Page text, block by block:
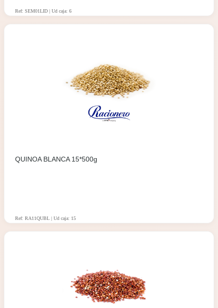
Ref: SEM01LID | Ud caja: 6
QUINOA BLANCA 15*500g
Ref: RA11QUBL | Ud caja: 15